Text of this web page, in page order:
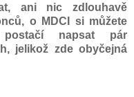
ani nic zdlouhavě
o MDCI si můžete
napsat pár
jelikož zde obyčejná